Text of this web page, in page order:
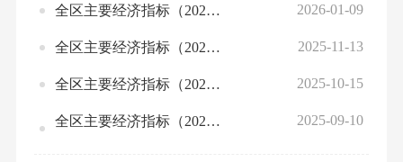
全区主要经济指标（2025年11月） 2026-01-09
全区主要经济指标（2025年10月） 2025-11-13
全区主要经济指标（2025年第三季度） 2025-10-15
全区主要经济指标（2025年8月） 2025-09-10